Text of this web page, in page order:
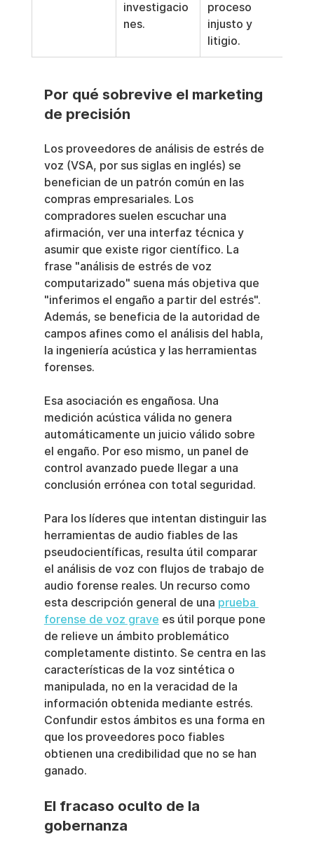
investigacio
nes.
proceso
injusto y
litigio.
Por qué sobrevive el marketing
de precisión
Los proveedores de análisis de estrés de
voz (VSA, por sus siglas en inglés) se
benefician de un patrón común en las
compras empresariales. Los
compradores suelen escuchar una
afirmación, ver una interfaz técnica y
asumir que existe rigor científico. La
frase "análisis de estrés de voz
computarizado" suena más objetiva que
"inferimos el engaño a partir del estrés".
Además, se beneficia de la autoridad de
campos afines como el análisis del habla,
la ingeniería acústica y las herramientas
forenses.
Esa asociación es engañosa. Una
medición acústica válida no genera
automáticamente un juicio válido sobre
el engaño. Por eso mismo, un panel de
control avanzado puede llegar a una
conclusión errónea con total seguridad.
Para los líderes que intentan distinguir las
herramientas de audio fiables de las
pseudocientíficas, resulta útil comparar
el análisis de voz con flujos de trabajo de
audio forense reales. Un recurso como
esta descripción general de una prueba
forense de voz grave es útil porque pone
de relieve un ámbito problemático
completamente distinto. Se centra en las
características de la voz sintética o
manipulada, no en la veracidad de la
información obtenida mediante estrés.
Confundir estos ámbitos es una forma en
que los proveedores poco fiables
obtienen una credibilidad que no se han
ganado.
El fracaso oculto de la
gobernanza